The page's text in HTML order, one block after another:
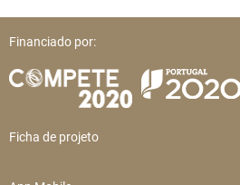
Financiado por:
Ficha de projeto